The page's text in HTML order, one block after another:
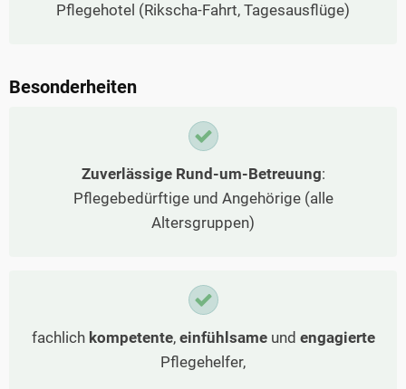
Pflegehotel (Rikscha-Fahrt, Tagesausflüge)
Besonderheiten
Zuverlässige Rund-um-Betreuung:
Pflegebedürftige und Angehörige (alle
Altersgruppen)
fachlich kompetente, einfühlsameund engagierte
Pflegehelfer,